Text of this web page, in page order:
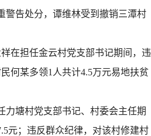
警告处分，谭维林受到撤销三潭村
在担任金云村党支部书记期间，违
何某多领1人共计4.5万元易地扶贫
塘村党支部书记、村委会主任期
元；违反群众纪律，对该村修建村